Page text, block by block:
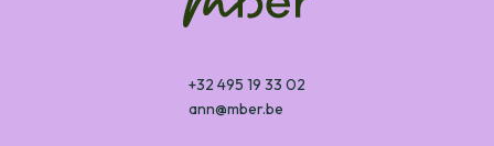
+32 495 19 33 02
ann@mber.be